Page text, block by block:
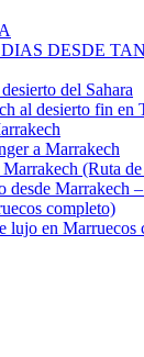
DESDE
del Sahara
al desierto fin en
a Marrakech
Marrakech (Ruta
Marrakech
completo)
lujo en Marruecos